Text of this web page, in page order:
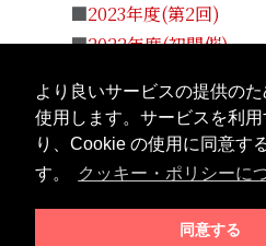
より良いサービスの提供の
使用します。サービスを利用
り、Cookie の使用に同意す
す。
クッキー・ポリシーに
同意する
■2023年度(第2回)
■2022年度(初開催)
ThemeXpose